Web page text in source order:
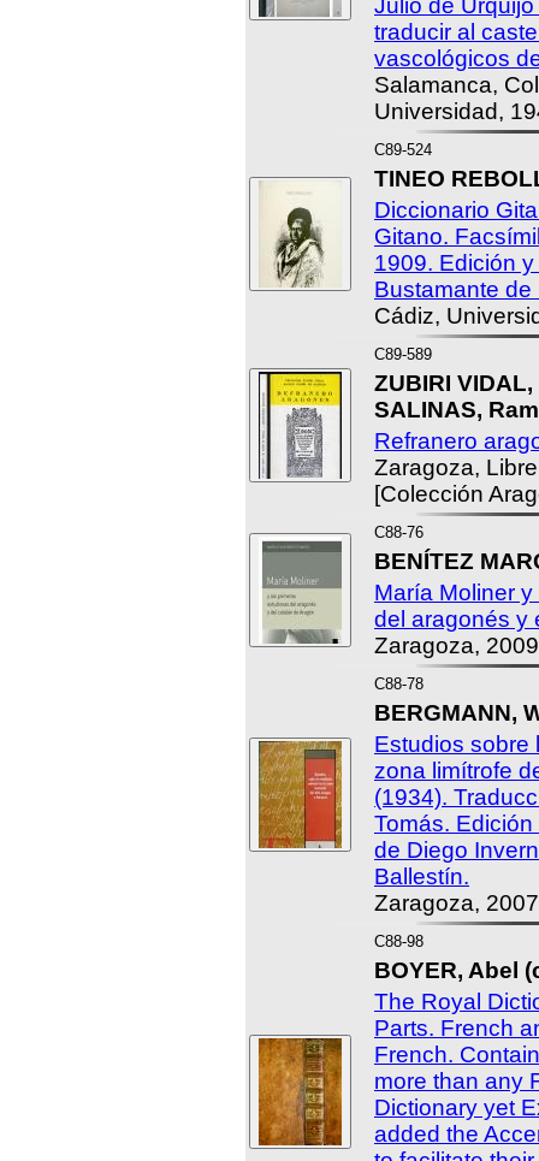
Julio de
traducir al
vascológicos
Salamanca,
Universidad,
C89-524
TINEO
Diccionario
Gitano.
1909. Edición
Bustamante de
Cádiz,
C89-589
ZUBIRI
SALINAS,
Refranero
Zaragoza,
[Colección
C88-76
BENÍTEZ
María Moliner
del aragonés y
Zaragoza,
C88-78
BERGMANN,
Estudios sobre
zona limítrofe
(1934).
Tomás.
de Diego
Ballestín.
Zaragoza,
C88-98
BOYER, Abel
The Royal
Parts. French
French.
more than any
Dictionary yet
added the